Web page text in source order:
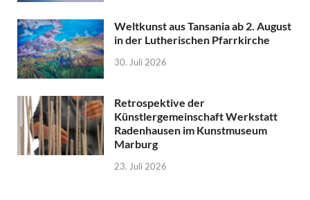
Weltkunst aus Tansania ab 2. August
in der Lutherischen Pfarrkirche
30. Juli 2026
Retrospektive der
Künstlergemeinschaft Werkstatt
Radenhausen im Kunstmuseum
Marburg
23. Juli 2026